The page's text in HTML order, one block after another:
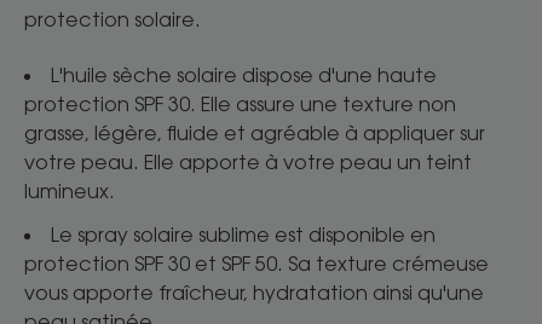
protection solaire.
L'huile sèche solaire dispose d'une haute
protection SPF 30. Elle assure une texture non
grasse, légère, fluide et agréable à appliquer sur
votre peau. Elle apporte à votre peau un teint
lumineux.
Le spray solaire sublime est disponible en
protection SPF 30 et SPF 50. Sa texture crémeuse
vous apporte fraîcheur, hydratation ainsi qu'une